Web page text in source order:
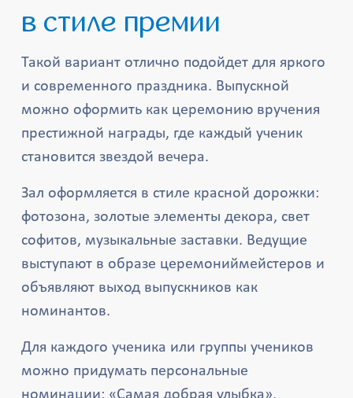
в стиле премии
Такой вариант отлично подойдет для яркого
и современного праздника. Выпускной
можно оформить как церемонию вручения
престижной награды, где каждый ученик
становится звездой вечера.
Зал оформляется в стиле красной дорожки:
фотозона, золотые элементы декора, свет
софитов, музыкальные заставки. Ведущие
выступают в образе церемониймейстеров и
объявляют выход выпускников как
номинантов.
Для каждого ученика или группы учеников
можно придумать персональные
номинации: «Самая добрая улыбка»,